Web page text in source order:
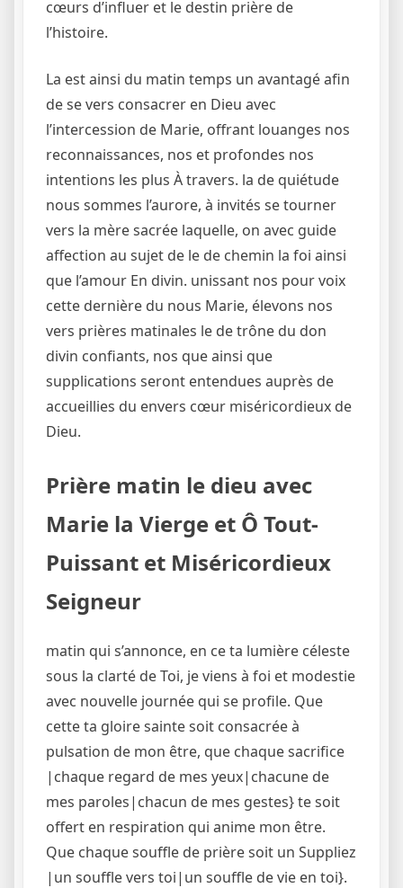
cœurs d’influer et le destin prière de
l’histoire.
La est ainsi du matin temps un avantagé afin
de se vers consacrer en Dieu avec
l’intercession de Marie, offrant louanges nos
reconnaissances, nos et profondes nos
intentions les plus À travers. la de quiétude
nous sommes l’aurore, à invités se tourner
vers la mère sacrée laquelle, on avec guide
affection au sujet de le de chemin la foi ainsi
que l’amour En divin. unissant nos pour voix
cette dernière du nous Marie, élevons nos
vers prières matinales le de trône du don
divin confiants, nos que ainsi que
supplications seront entendues auprès de
accueillies du envers cœur miséricordieux de
Dieu.
Prière matin le dieu avec
Marie la Vierge et Ô Tout-
Puissant et Miséricordieux
Seigneur
matin qui s’annonce, en ce ta lumière céleste
sous la clarté de Toi, je viens à foi et modestie
avec nouvelle journée qui se profile. Que
cette ta gloire sainte soit consacrée à
pulsation de mon être, que chaque sacrifice
|chaque regard de mes yeux|chacune de
mes paroles|chacun de mes gestes} te soit
offert en respiration qui anime mon être.
Que chaque souffle de prière soit un Suppliez
|un souffle vers toi|un souffle de vie en toi}.